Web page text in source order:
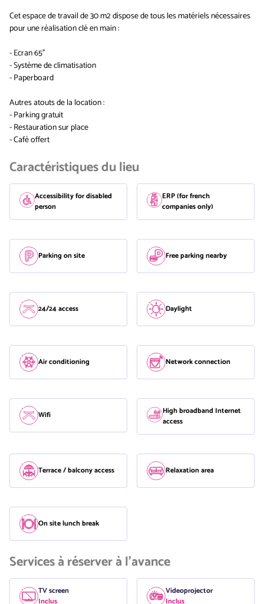
Cet espace de travail de 30 m2 dispose de tous les matériels nécessaires
pour une réalisation clé en main :
- Ecran 65''
- Système de climatisation
- Paperboard
Autres atouts de la location :
- Parking gratuit
- Restauration sur place
- Café offert
Caractéristiques du lieu
Accessibility for disabled
person
ERP (for french
companies only)
Parking on site Free parking nearby
24/24 access Daylight
Air conditioning Network connection
Wifi
High broadband Internet
access
Terrace / balcony access Relaxation area
On site lunch break
Services à réserver à l'avance
TV screen
Inclus
Videoprojector
Inclus